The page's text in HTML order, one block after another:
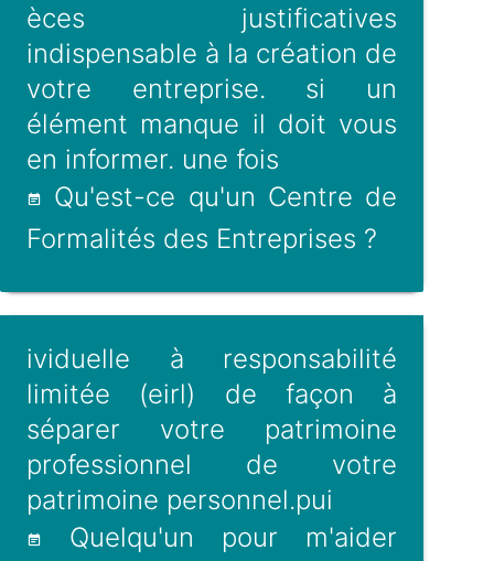
èces justificatives
indispensable à la création de
votre entreprise. si un
élément manque il doit vous
en informer. une fois
Qu'est-ce qu'un Centre de
Formalités des Entreprises ?
ividuelle à responsabilité
limitée (eirl) de façon à
séparer votre patrimoine
professionnel de votre
patrimoine personnel.pui
Quelqu'un pour m'aider